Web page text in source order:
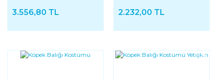
3.556,80 TL 2.232,00 TL
YENI